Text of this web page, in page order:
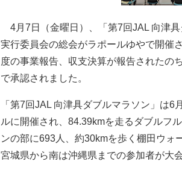
4月7日（金曜日）、「第7回JAL 向津
実行委員会の総会がラポールゆやで開催
度の事業報告、収支決算が報告されたの
で承認されました。
「第7回JAL 向津具ダブルマラソン」は
ルに開催され、84.39kmを走るダブルフ
ンの部に693人、約30kmを歩く棚田ウォ
宮城県から南は沖縄県までの参加者が大